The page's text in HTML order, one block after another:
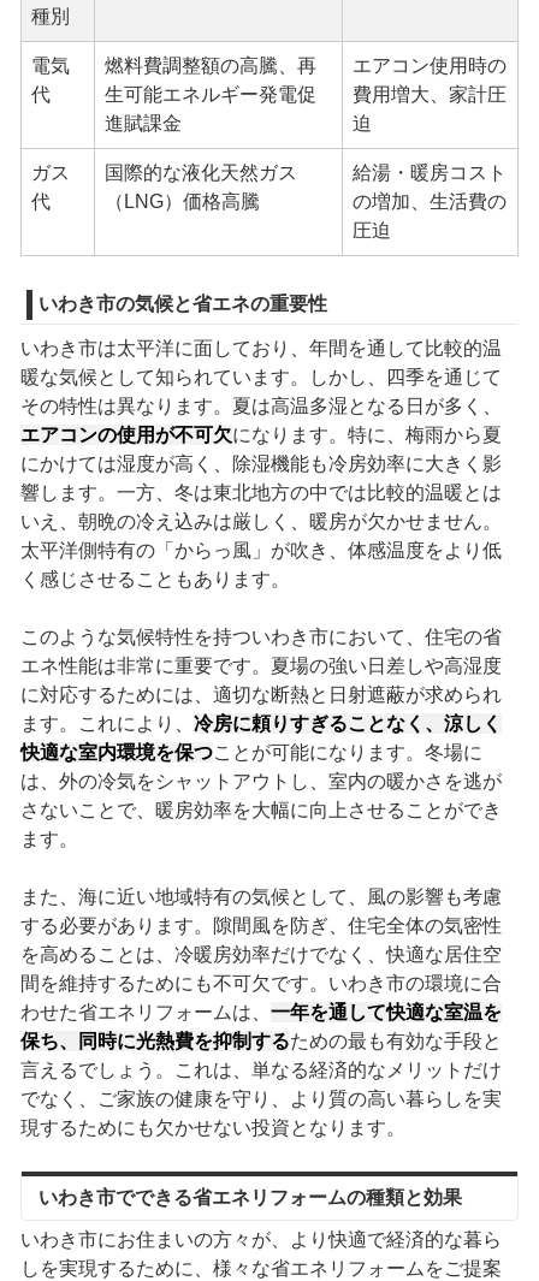
種別
電気
代
燃料費調整額の高騰、再
生可能エネルギー発電促
進賦課金
エアコン使用時の
費用増大、家計圧
迫
ガス
代
国際的な液化天然ガス
（LNG）価格高騰
給湯・暖房コスト
の増加、生活費の
圧迫
いわき市の気候と省エネの重要性
いわき市は太平洋に面しており、年間を通して比較的温
暖な気候として知られています。しかし、四季を通じて
その特性は異なります。夏は高温多湿となる日が多く、
エアコンの使用が不可欠になります。特に、梅雨から夏
にかけては湿度が高く、除湿機能も冷房効率に大きく影
響します。一方、冬は東北地方の中では比較的温暖とは
いえ、朝晩の冷え込みは厳しく、暖房が欠かせません。
太平洋側特有の「からっ風」が吹き、体感温度をより低
く感じさせることもあります。
このような気候特性を持ついわき市において、住宅の省
エネ性能は非常に重要です。夏場の強い日差しや高湿度
に対応するためには、適切な断熱と日射遮蔽が求められ
ます。これにより、 冷房に頼りすぎることなく、涼しく
快適な室内環境を保つことが可能になります。冬場に
は、外の冷気をシャットアウトし、室内の暖かさを逃が
さないことで、暖房効率を大幅に向上させることができ
ます。
また、海に近い地域特有の気候として、風の影響も考慮
する必要があります。隙間風を防ぎ、住宅全体の気密性
を高めることは、冷暖房効率だけでなく、快適な居住空
間を維持するためにも不可欠です。いわき市の環境に合
わせた省エネリフォームは、 一年を通して快適な室温を
保ち、同時に光熱費を抑制するための最も有効な手段と
言えるでしょう。これは、単なる経済的なメリットだけ
でなく、ご家族の健康を守り、より質の高い暮らしを実
現するためにも欠かせない投資となります。
いわき市でできる省エネリフォームの種類と効果
いわき市にお住まいの方々が、より快適で経済的な暮ら
しを実現するために、様々な省エネリフォームをご提案